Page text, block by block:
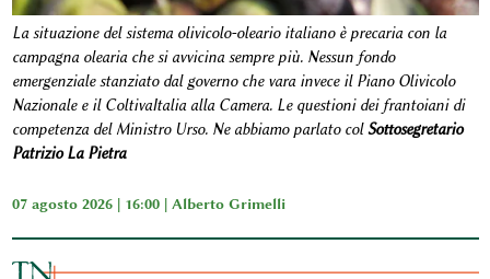
La situazione del sistema olivicolo-oleario italiano è precaria con la
campagna olearia che si avvicina sempre più. Nessun fondo
emergenziale stanziato dal governo che vara invece il Piano Olivicolo
Nazionale e il ColtivaItalia alla Camera. Le questioni dei frantoiani di
competenza del Ministro Urso. Ne abbiamo parlato colSottosegretario
Patrizio La Pietra
07 agosto 2026 | 16:00 | Alberto Grimelli